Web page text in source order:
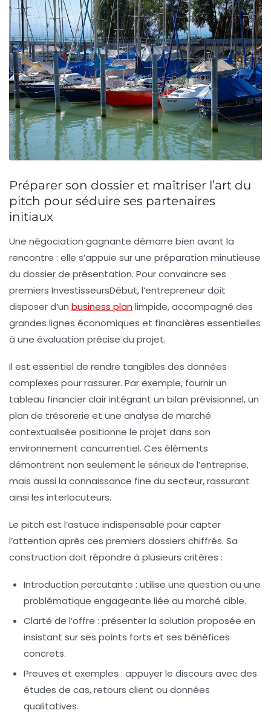
Préparer son dossier et maîtriser l’art du
pitch pour séduire ses partenaires
initiaux
Une négociation gagnante démarre bien avant la
rencontre : elle s’appuie sur une préparation minutieuse
du dossier de présentation. Pour convaincre ses
premiers InvestisseursDébut, l’entrepreneur doit
disposer d’un business planlimpide, accompagné des
grandes lignes économiques et financières essentielles
à une évaluation précise du projet.
Il est essentiel de rendre tangibles des données
complexes pour rassurer. Par exemple, fournir un
tableau financier clair intégrant un bilan prévisionnel, un
plan de trésorerie et une analyse de marché
contextualisée positionne le projet dans son
environnement concurrentiel. Ces éléments
démontrent non seulement le sérieux de l’entreprise,
mais aussi la connaissance fine du secteur, rassurant
ainsi les interlocuteurs.
Le pitch est l’astuce indispensable pour capter
l’attention après ces premiers dossiers chiffrés. Sa
construction doit répondre à plusieurs critères :
Introduction percutante : utilise une question ou une
problématique engageante liée au marché cible.
Clarté de l’offre : présenter la solution proposée en
insistant sur ses points forts et ses bénéfices
concrets.
Preuves et exemples : appuyer le discours avec des
études de cas, retours client ou données
qualitatives.